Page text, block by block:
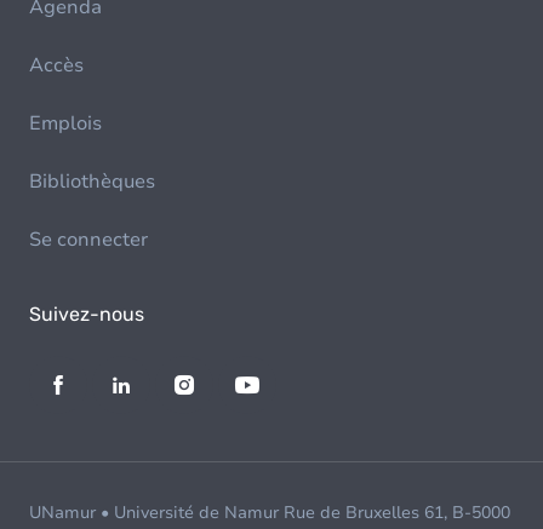
Agenda
Accès
Emplois
Bibliothèques
Se connecter
Suivez-nous
UNamur • Université de Namur Rue de Bruxelles 61, B-5000